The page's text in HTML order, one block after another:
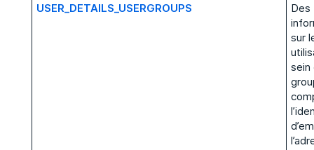
USER_DETAILS_USERGROUPS
Des
sur
sein